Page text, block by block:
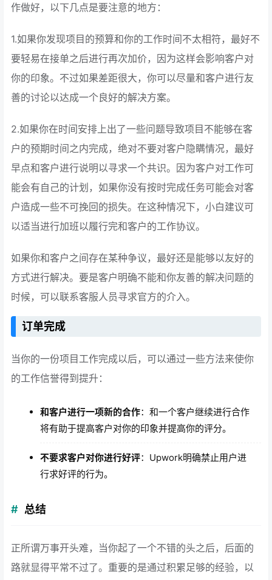
作做好，以下几点是要注意的地方：
1.如果你发现项目的预算和你的工作时间不太相符，最好不
要轻易在接单之后进行再次加价，因为这样会影响客户对
你的印象。不过如果差距很大，你可以尽量和客户进行友
善的讨论以达成一个良好的解决方案。
2.如果你在时间安排上出了一些问题导致项目不能够在客
户的预期时间之内完成，绝对不要对客户隐瞒情况，最好
早点和客户进行说明以寻求一个共识。因为客户对工作可
能会有自己的计划，如果你没有按时完成任务可能会对客
户造成一些不可挽回的损失。在这种情况下，小白建议可
以适当进行加班以履行完和客户的工作协议。
如果你和客户之间存在某种争议，最好还是能够以友好的
方式进行解决。要是客户明确不能和你友善的解决问题的
时候，可以联系客服人员寻求官方的介入。
订单完成
当你的一份项目工作完成以后，可以通过一些方法来使你
的工作信誉得到提升：
和客户进行一项新的合作：和一个客户继续进行合作
将有助于提高客户对你的印象并提高你的评分。
不要求客户对你进行好评：Upwork明确禁止用户进
行求好评的行为。
总结
正所谓万事开头难，当你起了一个不错的头之后，后面的
路就显得平常不过了。重要的是通过积累足够的经验，以